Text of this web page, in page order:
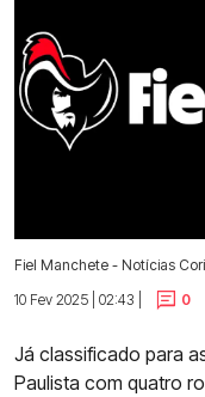
Fiel Manchete - Notícias
10 Fev 2025 | 02:43 |
0
Já classificado para
Paulista com quatro